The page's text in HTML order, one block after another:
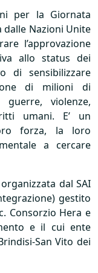
per la Giornata
dalle Nazioni Unite
l’approvazione
allo status dei
di sensibilizzare
di milioni di
violenze,
umani. E’ un
forza, la loro
a cercare
dal SAI
gestito
Consorzio Hera e
e il cui ente
San Vito dei